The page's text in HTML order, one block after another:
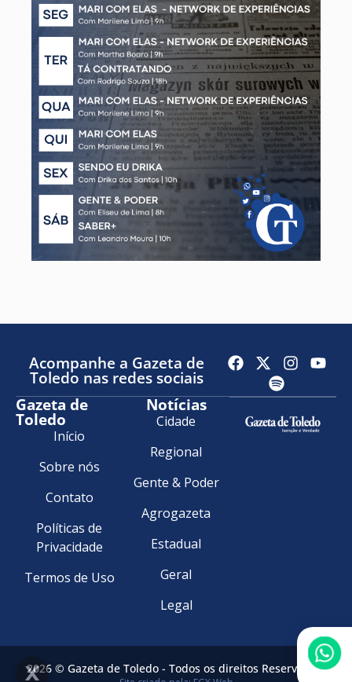
Acompanhe a Gazeta de
Toledo nas redes sociais
Gazeta de
Toledo
Início
Sobre nós
Contato
Políticas de
Privacidade
Termos de Uso
Notícias
Cidade
Regional
Gente & Poder
Agrogazeta
Estadual
Geral
Legal
2026 © Gazeta de Toledo - Todos os direitos Reservados.